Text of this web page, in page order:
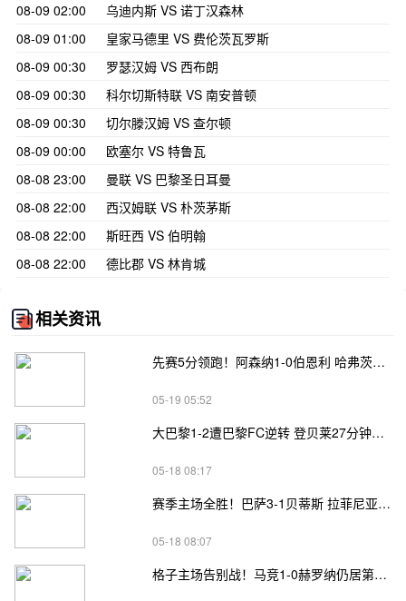
08-09 02:00
乌迪内斯 VS 诺丁汉森林
08-09 01:00
皇家马德里 VS 费伦茨瓦罗斯
08-09 00:30
罗瑟汉姆 VS 西布朗
08-09 00:30
科尔切斯特联 VS 南安普顿
08-09 00:30
切尔滕汉姆 VS 查尔顿
08-09 00:00
欧塞尔 VS 特鲁瓦
08-08 23:00
曼联 VS 巴黎圣日耳曼
08-08 22:00
西汉姆联 VS 朴茨茅斯
08-08 22:00
斯旺西 VS 伯明翰
08-08 22:00
德比郡 VS 林肯城
相关资讯
先赛5分领跑！阿森纳1-0伯恩利 哈弗茨制胜+蹬踏染黄 萨卡献助攻
05-19 05:52
大巴黎1-2遭巴黎FC逆转 登贝莱27分钟伤退 戈里替补双响+读秒绝杀
05-18 08:17
赛季主场全胜！巴萨3-1贝蒂斯 拉菲尼亚双响坎塞洛破门伊斯科点射
05-18 08:07
格子主场告别战！马竞1-0赫罗纳仍居第四 格子助攻卢克曼制胜球